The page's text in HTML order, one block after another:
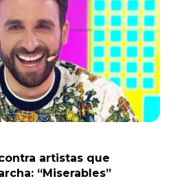
artistas que
“Miserables”